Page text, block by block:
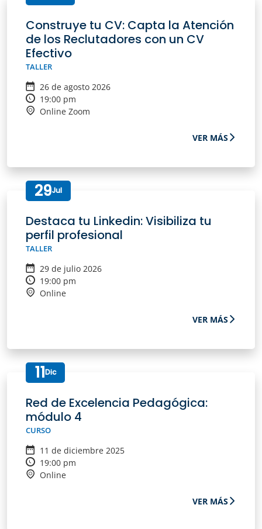
Construye tu CV: Capta la Atención
de los Reclutadores con un CV
Efectivo
TALLER
26 de agosto 2026
19:00 pm
Online Zoom
VER MÁS
29Jul
Destaca tu Linkedin: Visibiliza tu
perfil profesional
TALLER
29 de julio 2026
19:00 pm
Online
VER MÁS
11Dic
Red de Excelencia Pedagógica:
módulo 4
CURSO
11 de diciembre 2025
19:00 pm
Online
VER MÁS